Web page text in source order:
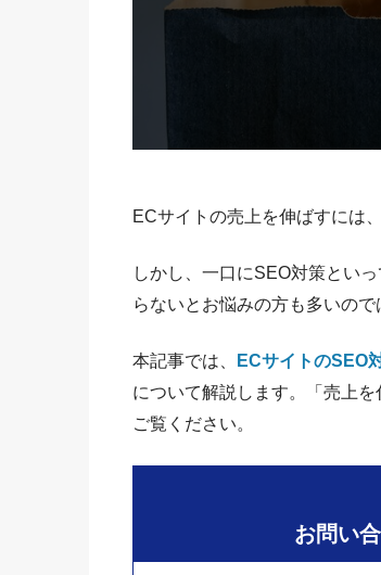
ECサイトの売上を伸ばすには
しかし、一口にSEO対策とい
らないとお悩みの方も多いので
本記事では、
ECサイトのSEO
について解説します。「売上
ご覧ください。
お問い